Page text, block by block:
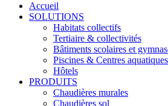
Accueil
SOLUTIONS
Habitats collectifs
Tertiaire & collectivités
Bâtiments scolaires et
Piscines & Centres aquatiques
Hôtels
PRODUITS
Chaudières murales
Chaudières sol